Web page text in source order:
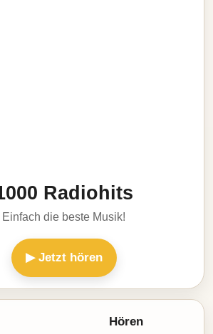
Radiohits
Einfach die beste Musik!
▶ Jetzt hören
Hören